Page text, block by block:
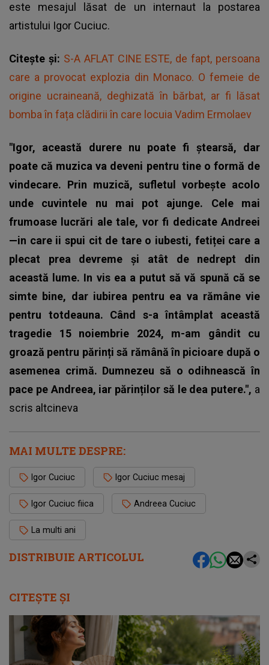
DISTRIBUIE ARTICOLUL
este mesajul lăsat de un internaut la postarea
artistului Igor Cuciuc.
Citește și: S-A AFLAT CINE ESTE, de fapt, persoana
care a provocat explozia din Monaco. O femeie de
origine ucraineană, deghizată în bărbat, ar fi lăsat
bomba în fața clădirii în care locuia Vadim Ermolaev
"Igor, această durere nu poate fi ștearsă, dar
poate că muzica va deveni pentru tine o formă de
vindecare. Prin muzică, sufletul vorbește acolo
unde cuvintele nu mai pot ajunge. Cele mai
frumoase lucrări ale tale, vor fi dedicate Andreei
—in care ii spui cit de tare o iubesti, fetiței care a
plecat prea devreme și atât de nedrept din
această lume. In vis ea a putut să vă spună că se
simte bine, dar iubirea pentru ea va rămâne vie
pentru totdeauna. Când s-a întâmplat această
tragedie 15 noiembrie 2024, m-am gândit cu
groază pentru părinți să rămână în picioare după o
asemenea crimă. Dumnezeu să o odihnească în
pace pe Andreea, iar părinților să le dea putere.", a
scris altcineva
MAI MULTE DESPRE:
Igor Cuciuc Igor Cuciuc mesaj
Igor Cuciuc fiica Andreea Cuciuc
La multi ani
CITEȘTE ȘI